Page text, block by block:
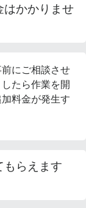
かかりませ
にご相談させ
たら作業を開
料金が発生す
もらえます